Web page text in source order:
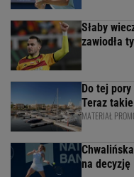
Słaby
zawiodła
Do tej
Teraz
MATERIAŁ
na decyzję